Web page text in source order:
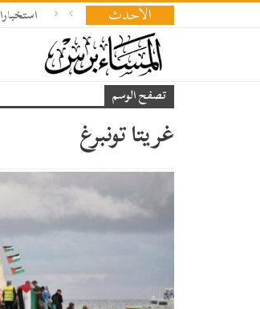
الأحدث
تصفح الوسم
غريتا تونبرغ